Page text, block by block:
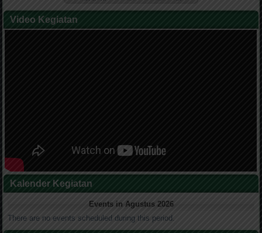
Video Kegiatan
Kalender Kegiatan
Events in Agustus 2026
There are no events scheduled during this period.